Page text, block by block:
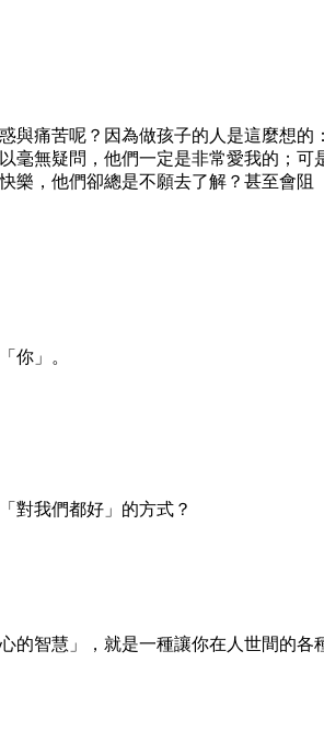
與痛苦呢？因為做孩子的人是這麼想的
毫無疑問，他們一定是非常愛我的；可
樂，他們卻總是不願去了解？甚至會阻
你」。
對我們都好」的方式？
的智慧」，就是一種讓你在人世間的各